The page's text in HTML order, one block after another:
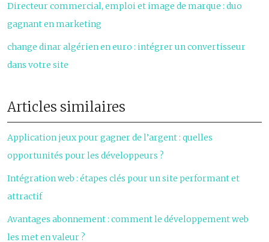
Directeur commercial, emploi et image de marque : duo
gagnant en marketing
change dinar algérien en euro : intégrer un convertisseur
dans votre site
Articles similaires
Application jeux pour gagner de l’argent : quelles
opportunités pour les développeurs ?
Intégration web : étapes clés pour un site performant et
attractif
Avantages abonnement : comment le développement web
les met en valeur ?